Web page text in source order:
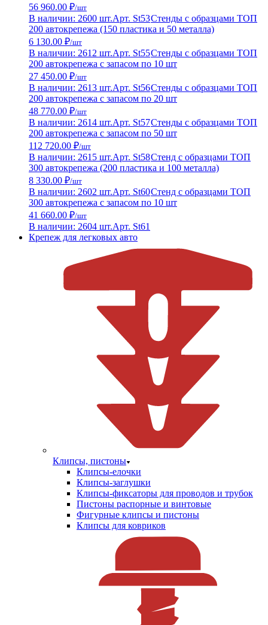
56 960.00 ₽/шт
В наличии: 2600 шт.Арт. St53Стенды с образцами ТОП
200 автокрепежа (150 пластика и 50 металла)
6 130.00 ₽/шт
В наличии: 2612 шт.Арт. St55Стенды с образцами ТОП
200 автокрепежа с запасом по 10 шт
27 450.00 ₽/шт
В наличии: 2613 шт.Арт. St56Стенды с образцами ТОП
200 автокрепежа с запасом по 20 шт
48 770.00 ₽/шт
В наличии: 2614 шт.Арт. St57Стенды с образцами ТОП
200 автокрепежа с запасом по 50 шт
112 720.00 ₽/шт
В наличии: 2615 шт.Арт. St58Стенд с образцами ТОП
300 автокрепежа (200 пластика и 100 металла)
8 330.00 ₽/шт
В наличии: 2602 шт.Арт. St60Стенд с образцами ТОП
300 автокрепежа с запасом по 10 шт
41 660.00 ₽/шт
В наличии: 2604 шт.Арт. St61
Крепеж для легковых авто
Клипсы, пистоны
Клипсы-елочки
Клипсы-заглушки
Клипсы-фиксаторы для проводов и трубок
Пистоны распорные и винтовые
Фигурные клипсы и пистоны
Клипсы для ковриков